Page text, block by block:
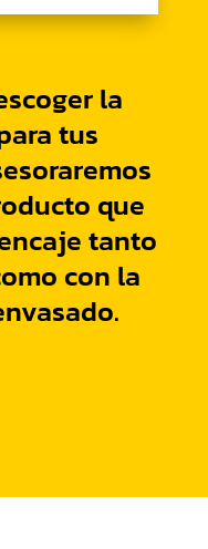
la
tus
que
tanto
con la